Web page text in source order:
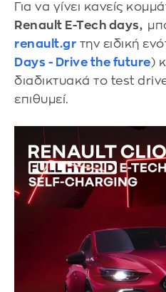
Για να γίνει κανείς
Renault E-Tech days,
renault.gr την ειδική
Days - Drive the future)
διαδικτυακά το test
επιθυμεί.